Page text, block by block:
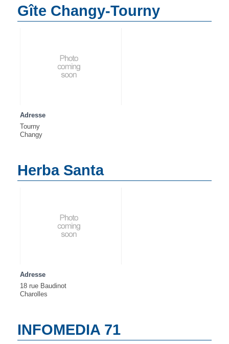
Gîte Changy-Tourny
Adresse
Tourny
Changy
Herba Santa
Adresse
18 rue Baudinot
Charolles
INFOMEDIA 71